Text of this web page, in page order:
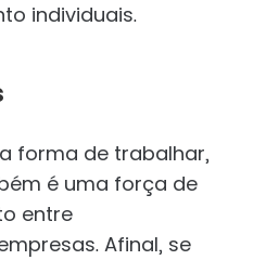
individuais.
forma de trabalhar,
é uma força de
entre
Afinal, se